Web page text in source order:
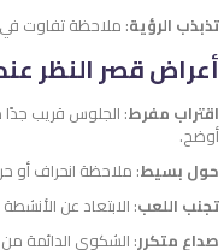
تذبذب الرؤية: ملاحظة تفاوت في
أعراض قصر النظر
اقتراب مفرط: الجلوس قريب جدًا
أوضح.
حول بسيط: ملاحظة انحراف أو
تجنب اللعب: الابتعاد عن
صداع متكرر: الشكوى الدائمة من